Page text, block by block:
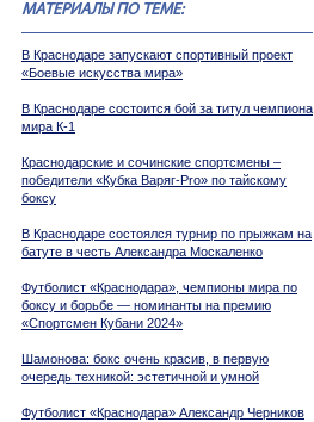
МАТЕРИАЛЫ ПО ТЕМЕ:
В Краснодаре запускают спортивный проект
«Боевые искусства мира»
В Краснодаре состоится бой за титул чемпиона
мира К-1
Краснодарские и сочинские спортсмены –
победители «Кубка Варяг-Pro» по тайскому
боксу
В Краснодаре состоялся турнир по прыжкам на
батуте в честь Александра Москаленко
Футболист «Краснодара», чемпионы мира по
боксу и борьбе — номинанты на премию
«Спортсмен Кубани 2024»
Шамонова: бокс очень красив, в первую
очередь техникой: эстетичной и умной
Футболист «Краснодара» Александр Черников